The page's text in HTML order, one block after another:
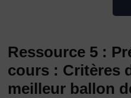
Ressource 5 :
cours : Critères
meilleur ballon